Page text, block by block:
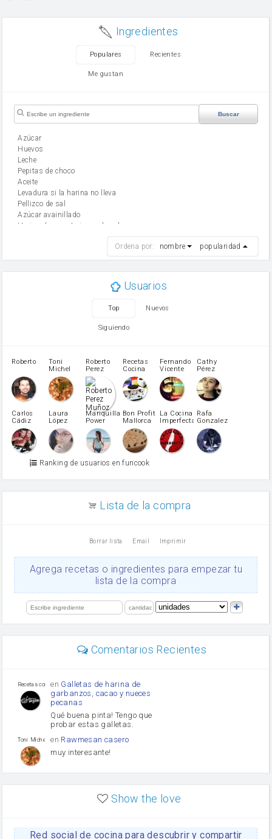
Ingredientes
Populares Recientes
Me gustan
Buscar
Azúcar
huevos
leche
Pepitas de choco
aceite
Levadura si la harina no lleva
Pellizco de sal
Azúcar avainillado
Harina de reposteria con levadura
mantequilla
Harina para bizcocho
patatas
pimiento rojo
Pimentón
pimiento verde
miel
vino blanco
Azúcar glass
Azúcar moreno
Zumo de limón
arroz
Ajos
salsa de soja
limón
Ordena por: nombre popularidad
Usuarios
Top Nuevos
Siguiendo
Roberto
Toni
Michel
Caubet
Roberto
Perez
Muñoz
Recetas
Cocina
Fernando
Vicente
Cathy
Pérez
Carlos
Cádiz
Laura
López
Martínez
Mariquilla
Power
Bon Profit
Mallorca
La Cocina
Imperfecta
Rafa
Gonzalez
Ranking de usuarios en funcook
Lista de la compra
Borrar lista Email Imprimir
Agrega recetas o ingredientes para empezar tu
lista de la compra
Comentarios Recientes
Recetas con sazon
en Galletas de harina de
garbanzos, cacao y nueces
pecanas
Qué buena pinta! Tengo que
probar estas galletas.
Toni Michel Caubet
en Rawmesan casero
muy interesante!
enLasaña casera fácil y
HOJALDROSA TV
enGachas de la abuela
Show the love
Red social de cocina para descubrir y compartir